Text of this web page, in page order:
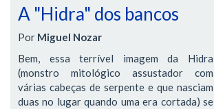
A "Hidra" dos bancos
Por Miguel Nozar
Bem, essa terrível imagem da Hidra
(monstro mitológico assustador com
várias cabeças de serpente e que nasciam
duas no lugar quando uma era cortada) se